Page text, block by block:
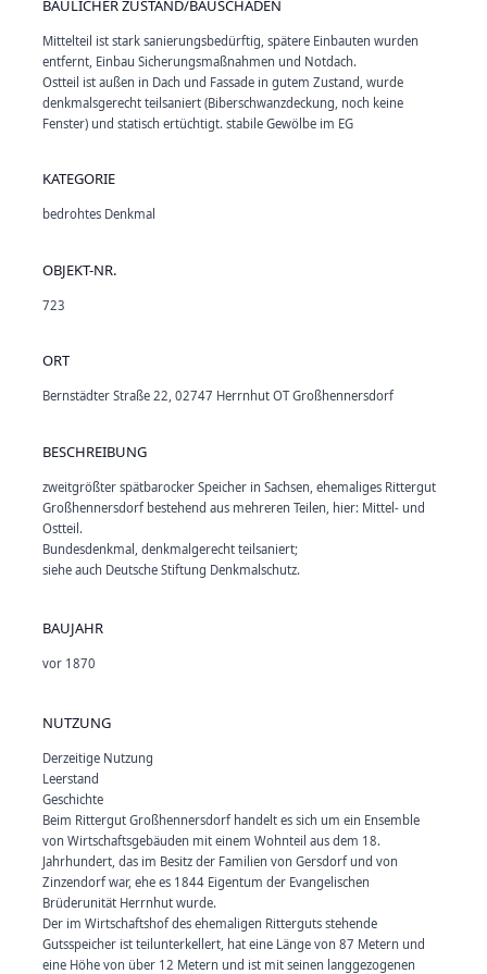
BAULICHER ZUSTAND/BAUSCHÄDEN
Mittelteil ist stark sanierungsbedürftig, spätere Einbauten wurden
entfernt, Einbau Sicherungsmaßnahmen und Notdach.
Ostteil ist außen in Dach und Fassade in gutem Zustand, wurde
denkmalsgerecht teilsaniert (Biberschwanzdeckung, noch keine
Fenster) und statisch ertüchtigt. stabile Gewölbe im EG
KATEGORIE
bedrohtes Denkmal
OBJEKT-NR.
723
ORT
Bernstädter Straße 22, 02747 Herrnhut OT Großhennersdorf
BESCHREIBUNG
zweitgrößter spätbarocker Speicher in Sachsen, ehemaliges Rittergut
Großhennersdorf bestehend aus mehreren Teilen, hier: Mittel- und
Ostteil.
Bundesdenkmal, denkmalgerecht teilsaniert;
siehe auch Deutsche Stiftung Denkmalschutz.
BAUJAHR
vor 1870
NUTZUNG
Derzeitige Nutzung
Leerstand
Geschichte
Beim Rittergut Großhennersdorf handelt es sich um ein Ensemble
von Wirtschaftsgebäuden mit einem Wohnteil aus dem 18.
Jahrhundert, das im Besitz der Familien von Gersdorf und von
Zinzendorf war, ehe es 1844 Eigentum der Evangelischen
Brüderunität Herrnhut wurde.
Der im Wirtschaftshof des ehemaligen Ritterguts stehende
Gutsspeicher ist teilunterkellert, hat eine Länge von 87 Metern und
eine Höhe von über 12 Metern und ist mit seinen langgezogenen